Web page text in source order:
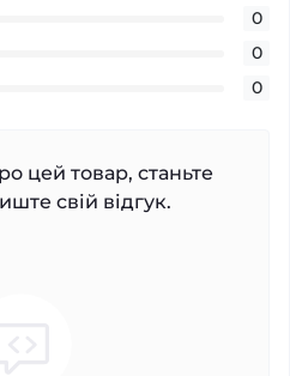
0
0
0
цей товар, станьте
свій відгук.